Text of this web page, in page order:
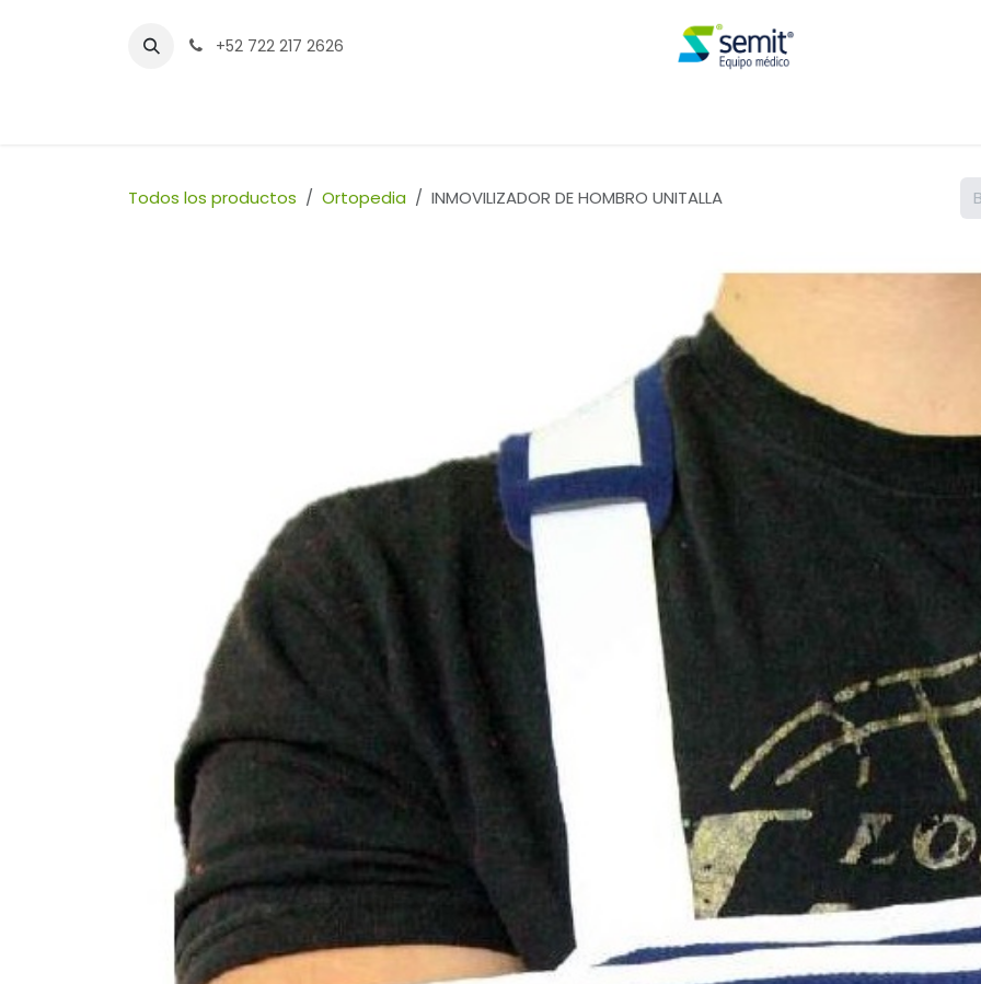
+52 722 217 2626
Todos los productos Ortopedia INMOVILIZADOR DE HOMBRO UNITALLA